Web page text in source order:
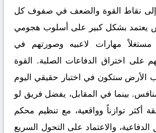
إلى نقاط القوة والضعف في صفوف كل
يعتمد بشكل كبير على أسلوب هجومي
مهارات لاعبيه وصورتهم في
على اختراق الدفاعات الصلبة. القوة
الأرض ستكون في اختبار حقيقي اليوم
بينما في المقابل، يفضل فريق لو
أكثر توازناً وواقعية، مع تنظيم محكم
والاعتماد على التحول السريع